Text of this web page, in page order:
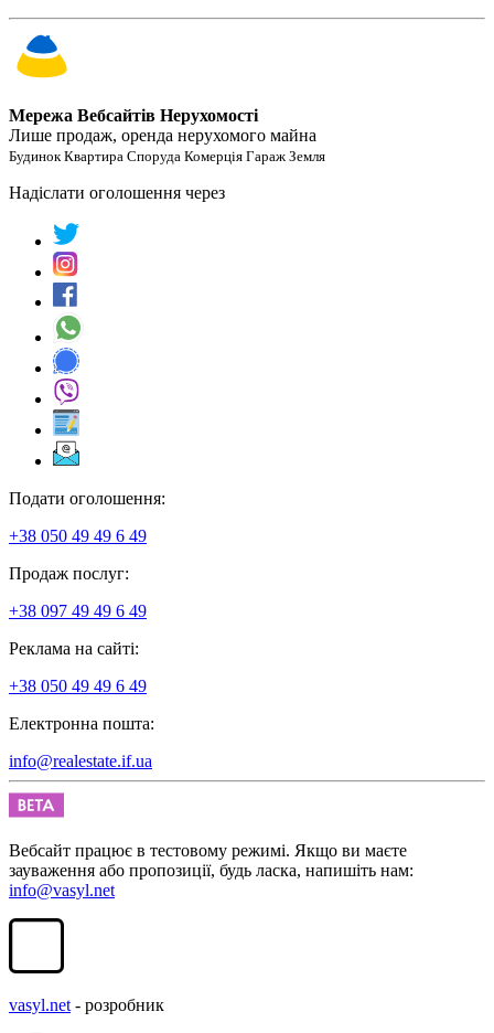
Мережа Вебсайтів Нерухомості
Лише продаж, оренда нерухомого майна
Будинок Квартира Споруда Комерція Гараж Земля
Надіслати оголошення через
Подати оголошення:
+38 050 49 49 6 49
Продаж послуг:
+38 097 49 49 6 49
Реклама на сайті:
+38 050 49 49 6 49
Електронна пошта:
info@realestate.if.ua
Вебсайт працює в тестовому режимі. Якщо ви маєте
зауваження або пропозиції, будь ласка, напишіть нам:
info@vasyl.net
vasyl.net - розробник